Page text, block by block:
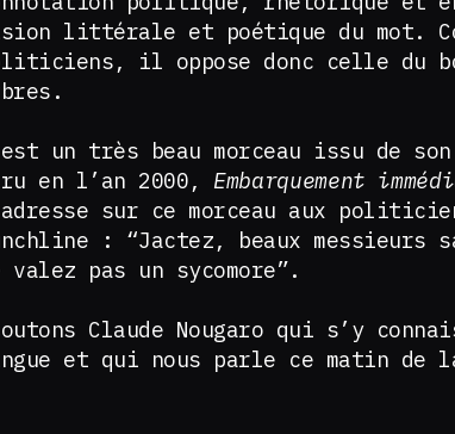
littérale et poétique du mot.
il oppose donc celle du
un très beau morceau issu de
en l’an 2000, Embarquement
sur ce morceau aux
: “Jactez, beaux messieurs
valez pas un sycomore”.
Claude Nougaro qui s’y
et qui nous parle ce matin de